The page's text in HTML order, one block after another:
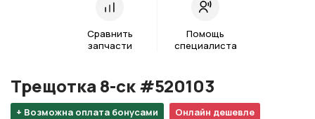
Сравнить
запчасти
Помощь
специалиста
+ Возможна оплата бонусами Онлайн дешевле
Трещотка 8-ск #520103